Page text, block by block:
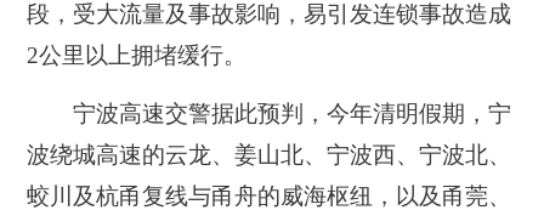
段，受大流量及事故影响，易引发连锁事故造成
2公里以上拥堵缓行。
宁波高速交警据此预判，今年清明假期，宁
波绕城高速的云龙、姜山北、宁波西、宁波北、
蛟川及杭甬复线与甬舟的威海枢纽，以及甬莞、